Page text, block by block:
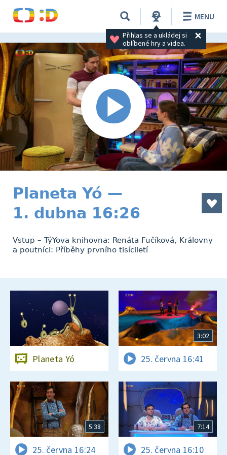
Přihlas se a ukládej si
oblíbené hry a videa.
MENU
Planeta Yó —
1. dubna 16:26
Vstup – TýYova knihovna: Renáta Fučíková, Královny
a poutníci: Příběhy prvního tisíciletí
Planeta Yó
3:02
25. června 16:41
5:38
25. června 16:24
7:14
25. června 16:10